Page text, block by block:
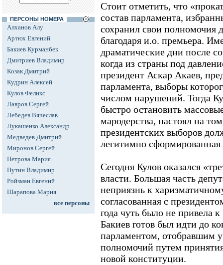
ПЕРСОНЫ НОМЕРА
Алханов Алу
Артюх Евгений
Бакиев Курманбек
Дмитриев Владимир
Козак Дмитрий
Кудрин Алексей
Кулов Феликс
Лавров Сергей
Лебедев Вячеслав
Лукашенко Александр
Медведев Дмитрий
Миронов Сергей
Петрова Мария
Путин Владимир
Ройзман Евгений
Шарапова Мария
все персоны
Стоит отметить, что
состав парламента,
сохранил свои полномочия
благодаря и.о. премьера.
драматические дни после
когда из страны под
президент Аскар Акаев,
парламента, выборы
числом нарушений. Тогда
быстро остановить
мародерства, настоял на
президентских выборов
легитимно сформированная
Сегодня Кулов оказался
власти. Большая часть
неприязнь к
согласованная с
года чуть было не привела
Бакиев готов был идти до
парламентом, отобравшим
полномочий путем
новой конституции.